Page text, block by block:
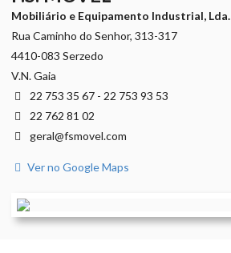
Mobiliário e Equipamento Industrial, Lda.
Rua Caminho do Senhor, 313-317
4410-083 Serzedo
V.N. Gaia
22 753 35 67 - 22 753 93 53
22 762 81 02
geral@fsmovel.com
Ver no Google Maps